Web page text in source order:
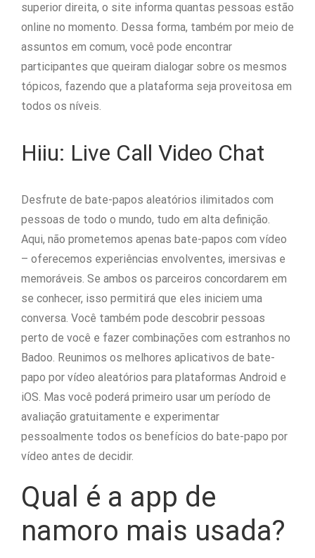
superior direita, o site informa quantas pessoas estão
online no momento. Dessa forma, também por meio de
assuntos em comum, você pode encontrar
participantes que queiram dialogar sobre os mesmos
tópicos, fazendo que a plataforma seja proveitosa em
todos os níveis.
Hiiu: Live Call Video Chat
Desfrute de bate-papos aleatórios ilimitados com
pessoas de todo o mundo, tudo em alta definição.
Aqui, não prometemos apenas bate-papos com vídeo
– oferecemos experiências envolventes, imersivas e
memoráveis. Se ambos os parceiros concordarem em
se conhecer, isso permitirá que eles iniciem uma
conversa. Você também pode descobrir pessoas
perto de você e fazer combinações com estranhos no
Badoo. Reunimos os melhores aplicativos de bate-
papo por vídeo aleatórios para plataformas Android e
iOS. Mas você poderá primeiro usar um período de
avaliação gratuitamente e experimentar
pessoalmente todos os benefícios do bate-papo por
vídeo antes de decidir.
Qual é a app de
namoro mais usada?